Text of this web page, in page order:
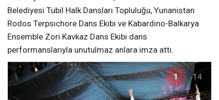
Belediyesi Tubil Halk Dansları Topluluğu, Yunanistan
Rodos Terpsıchore Dans Ekibi ve Kabardino-Balkarya
Ensemble Zori Kavkaz Dans Ekibi dans
performanslarıyla unutulmaz anlara imza attı.
1 14